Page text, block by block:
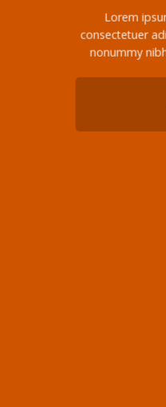
Lorem
consectetuer
nonummy